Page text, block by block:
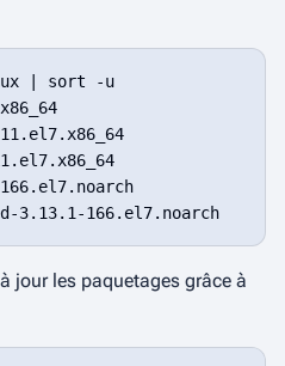
| sort -u
jour les paquetages grâce à